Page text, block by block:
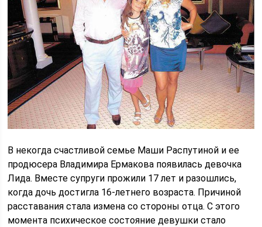
В некогда счастливой семье Маши Распутиной и ее
продюсера Владимира Ермакова появилась девочка
Лида. Вместе супруги прожили 17 лет и разошлись,
когда дочь достигла 16-летнего возраста. Причиной
расставания стала измена со стороны отца. С этого
момента психическое состояние девушки стало